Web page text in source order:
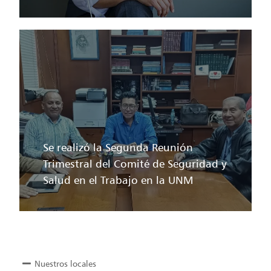
Se realizó la Segunda Reunión
Trimestral del Comité de Seguridad y
Salud en el Trabajo en la UNM
Nuestros locales